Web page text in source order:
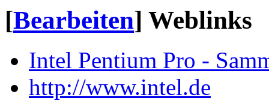
[Bearbeiten] Weblinks
Intel Pentium Pro -
http://www.intel.de